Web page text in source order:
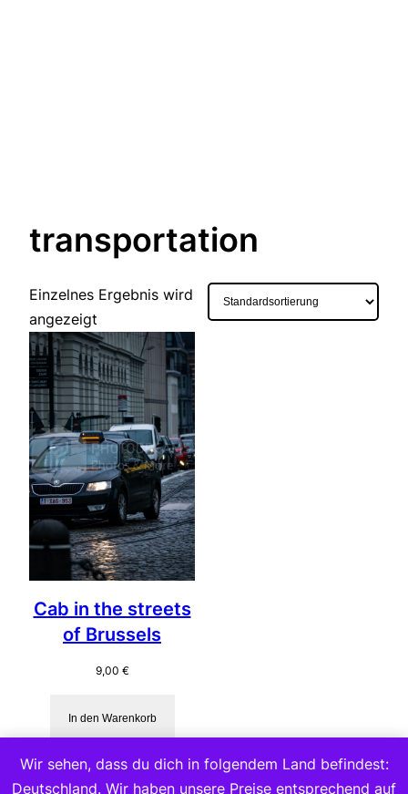
transportation
Einzelnes Ergebnis wird
angezeigt
Cab in the streets
of Brussels
9,00 €
In den Warenkorb
Wir sehen, dass du dich in folgendem Land befindest:
Deutschland. Wir haben unsere Preise entsprechend auf